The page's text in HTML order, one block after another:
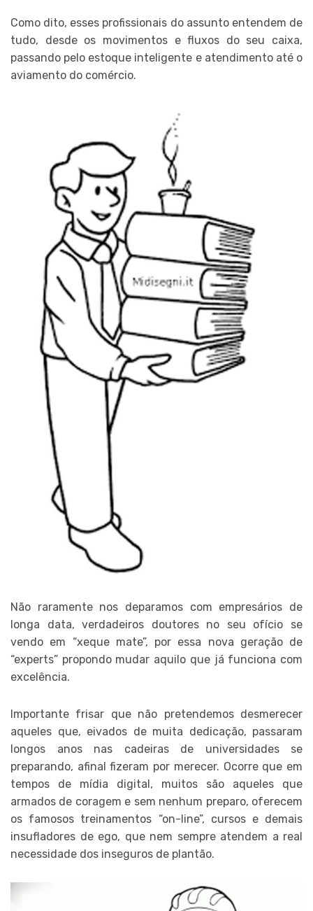
Como dito, esses profissionais do assunto entendem de
tudo, desde os movimentos e fluxos do seu caixa,
passando pelo estoque inteligente e atendimento até o
aviamento do comércio.
Não raramente nos deparamos com empresários de
longa data, verdadeiros doutores no seu ofício se
vendo em “xeque mate”, por essa nova geração de
“experts” propondo mudar aquilo que já funciona com
excelência.
Importante frisar que não pretendemos desmerecer
aqueles que, eivados de muita dedicação, passaram
longos anos nas cadeiras de universidades se
preparando, afinal fizeram por merecer. Ocorre que em
tempos de mídia digital, muitos são aqueles que
armados de coragem e sem nenhum preparo, oferecem
os famosos treinamentos “on-line”, cursos e demais
insufladores de ego, que nem sempre atendem a real
necessidade dos inseguros de plantão.